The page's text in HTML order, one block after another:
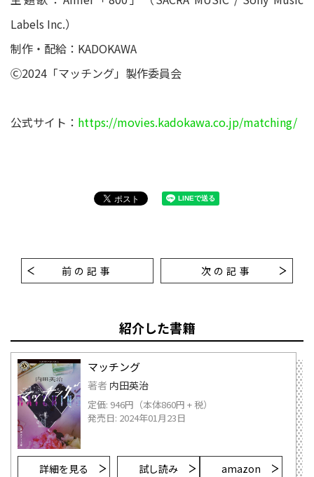
Labels Inc.）
制作・配給：KADOKAWA
Ⓒ2024「マッチング」製作委員会
公式サイト： https://movies.kadokawa.co.jp/matching/
前の記事 次の記事
紹介した書籍
マッチング
著者 内田英治
定価: 946円（本体860円 + 税）
発売日: 2024年01月23日
詳細を見る 試し読み amazon